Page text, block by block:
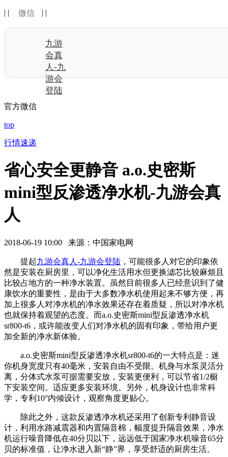
| | 微信 | |
九游
会真
人-九
游会
登陆
官方微信
top
行情速递
省心安全更静音 a.o.史密斯
mini型反渗透净水机-九游会真
人
2018-06-19 10:00 来源：中国家电网
提起九游会真人-九游会登陆 ，可能很多人对它的印象依
然是安装在厨房里，可以净化生活用水但更换滤芯比较麻烦且
比较占地方的一种净水装置。虽然目前很多人已经意识到了健
康饮水的重要性，是由于大多数净水机使用起来不够方便，再
加上很多人对净水机的净水效果还存在着质疑，所以对净水机
也就保持着观望的态度。而a.o.史密斯mini型反渗透净水机
sr800-t6，或许能改变人们对净水机的固有印象，带给用户更
加全新的净水新体验。
a.o.史密斯mini型反渗透净水机sr800-t6的一大特点是：迷
你机身宽度只有40毫米，安装自由不受限。机身与水泵灵活分
离，分体式水泵可据需要安放，安装更便利，可以节省1/2橱
下安装空间。适应更多安装环境。另外，机身设计也非常科
学，专利10°内倾设计，观察角度更贴心。
除此之外，这款反渗透净水机还采用了创新专利静音设
计，利用水路减震器和内置隔音棉，幅度提升隔音效果，净水
机运行噪音降低在40分贝以下，远远低于国家净水机噪音65分
贝的标准值，让净水进入新“静”界，享受舒适的厨房生活。